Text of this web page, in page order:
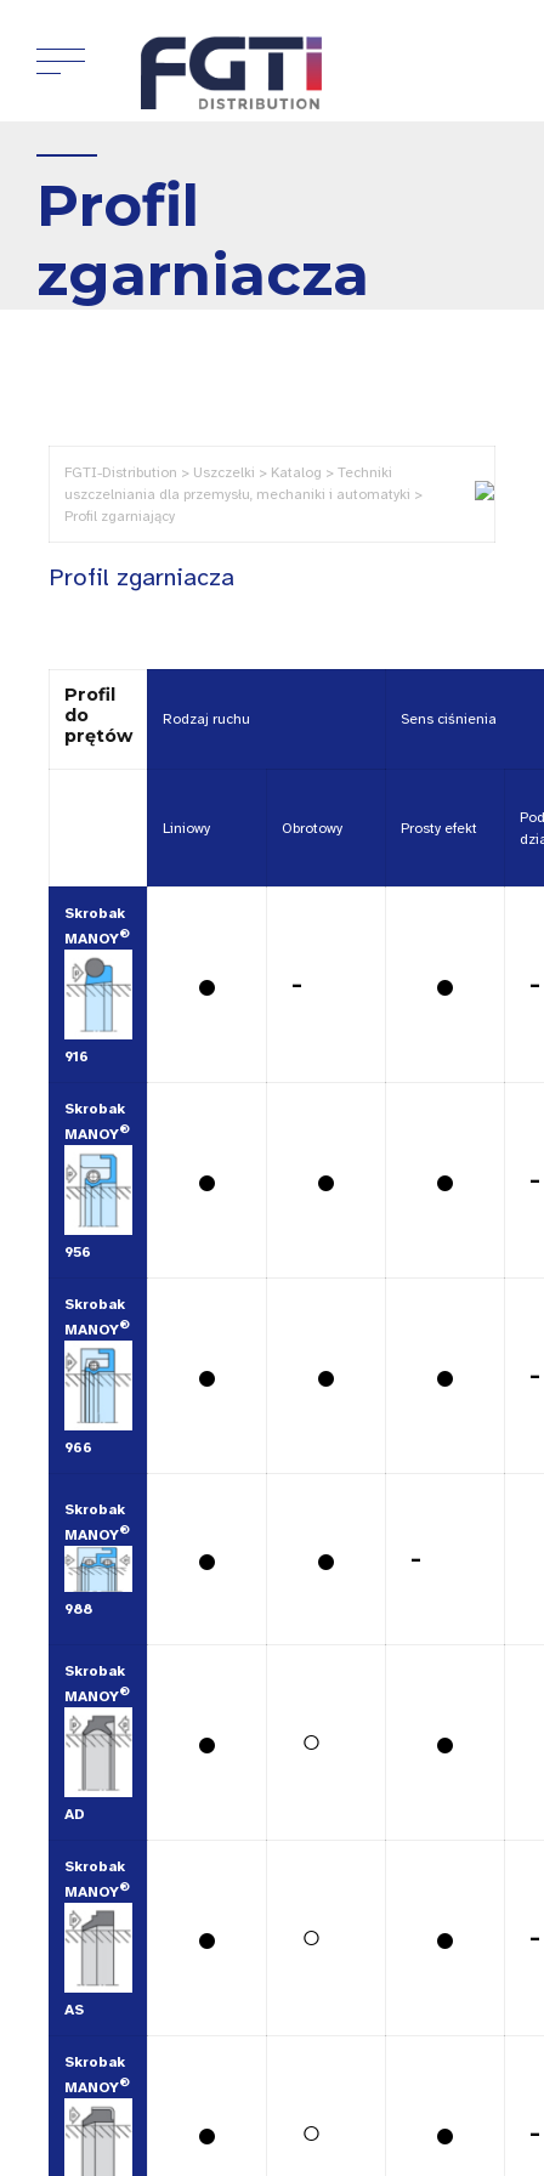
Profil
zgarniacza
FGTI-Distribution > Uszczelki > Katalog > Techniki
uszczelniania dla przemysłu, mechaniki i automatyki >
Profil zgarniający
Profil zgarniacza
Profil
do
prętów
Rodzaj ruchu Sens ciśnienia
Liniowy Obrotowy Prosty efekt
Skrobak
MANOY®
916
• - • -
Skrobak
MANOY®
956
• • • -
Skrobak
MANOY®
966
• • • -
Skrobak
MANOY®
988
• • -
Skrobak
MANOY®
AD
• ○ •
Skrobak
MANOY®
AS
• ○ • -
Skrobak
MANOY®
• ○ • -